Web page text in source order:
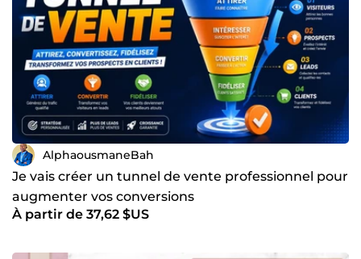
AlphaousmaneBah
Je vais créer un tunnel de vente professionnel pour
augmenter vos conversions
À partir de 37,62 $US